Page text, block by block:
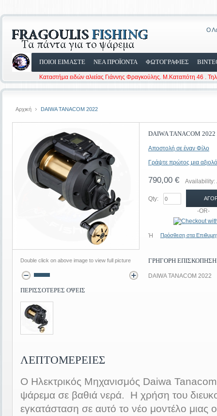
Ο
ΠΟΙΟΙ ΕΙΜΑΣΤΕ ΝΕΑ ΠΡΟΪΟΝΤΑ ΦΩΤΟΓΡΑΦΙΕΣ
Καταστήμα ειδών αλιείας Γιάννης Φραγκούλης. Μ.Καταπότη 46 .
Αρχική DAIWA TANACOM 2022
DAIWA TANACOM 2022
Αποστολή σε έναν Φίλο
Γράψτε πρώτος μια
790,00 € Availability:
Qty:
-OR-
Ή Πρόσθεση στα
ΓΡΉΓΟΡΗ ΕΠΙΣΚΌΠΗΣΗ
DAIWA TANACOM 2022
Double click on above image to view full picture
ΠΕΡΙΣΣΟΤΕΡΕΣ ΟΨΕΙΣ
ΛΕΠΤΟΜΈΡΕΙΕΣ
Ο Ηλεκτρικός Μηχανισμός Daiwa Tanacom
ψάρεμα σε βαθιά νερά. Η χρήση του
εγκατάσταση σε αυτό το νέο μοντέλο μιας